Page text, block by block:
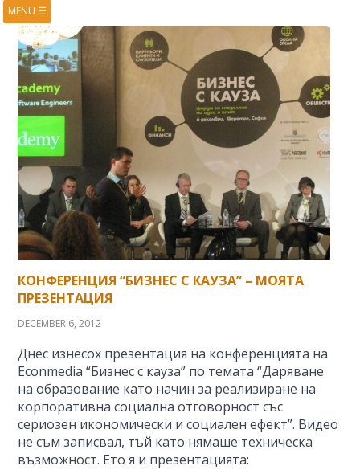
MENU ☰
HOME
ABOUT
BOOKS
COURSES
VIDEOS
PRESENTATIONS
RESEARCH
PUBLICATIONS
RSS FEED
КОНФЕРЕНЦИЯ “БИЗНЕС С КАУЗА” – МОЯТА
ПРЕЗЕНТАЦИЯ
DECEMBER 6, 2012
Днес изнесох презентация на конференцията на
Econmedia “Бизнес с кауза” по темата “Даряване
на образование като начин за реализиране на
корпоративна социална отговорност със
сериозен икономически и социален ефект”. Видео
не съм записвал, тъй като нямаше техническа
възможност. Ето я и презентацията: